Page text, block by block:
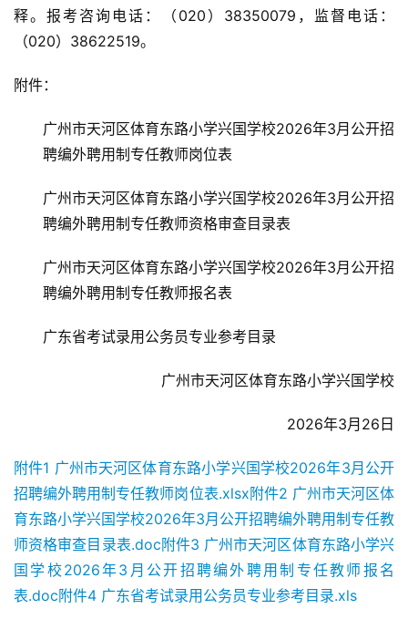
释。报考咨询电话：（020）38350079，监督电话：
（020）38622519。
附件：
广州市天河区体育东路小学兴国学校2026年3月公开招
聘编外聘用制专任教师岗位表
广州市天河区体育东路小学兴国学校2026年3月公开招
聘编外聘用制专任教师资格审查目录表
广州市天河区体育东路小学兴国学校2026年3月公开招
聘编外聘用制专任教师报名表
广东省考试录用公务员专业参考目录
广州市天河区体育东路小学兴国学校
2026年3月26日
附件1 广州市天河区体育东路小学兴国学校2026年3月公开
招聘编外聘用制专任教师岗位表.xlsx附件2 广州市天河区体
育东路小学兴国学校2026年3月公开招聘编外聘用制专任教
师资格审查目录表.doc附件3 广州市天河区体育东路小学兴
国学校2026年3月公开招聘编外聘用制专任教师报名
表.doc附件4 广东省考试录用公务员专业参考目录.xls